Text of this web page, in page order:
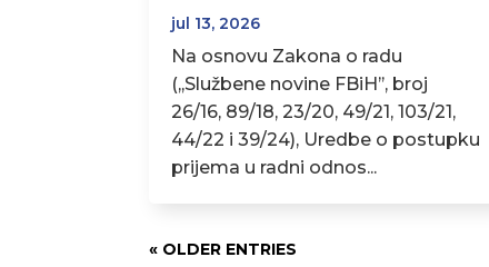
jul 13, 2026
Na osnovu Zakona o radu
(,,Službene novine FBiH’’, broj
26/16, 89/18, 23/20, 49/21, 103/21,
44/22 i 39/24), Uredbe o postupku
prijema u radni odnos...
« OLDER ENTRIES